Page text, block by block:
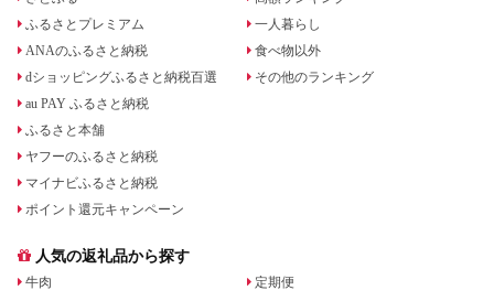
ふるさとプレミアム
ANAのふるさと納税
dショッピングふるさと納税百選
au PAY ふるさと納税
ふるさと本舗
ヤフーのふるさと納税
マイナビふるさと納税
ポイント還元キャンペーン
一人暮らし
食べ物以外
その他のランキング
人気の返礼品から探す
牛肉
定期便